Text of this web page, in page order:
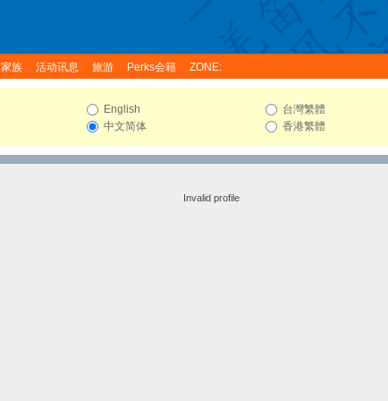
家族 活动讯息 旅游 Perks会籍 ZONE:
English
中文简体
台灣繁體
香港繁體
Invalid profile